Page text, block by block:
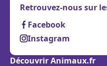
Retrouvez-nous sur
Facebook
Instagram
Découvrir Animaux.fr